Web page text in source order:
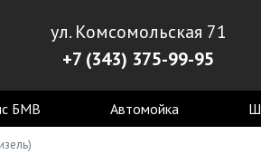
ул. Комсомольская 71
+7 (343) 375-99-95
БМВ Автомойка